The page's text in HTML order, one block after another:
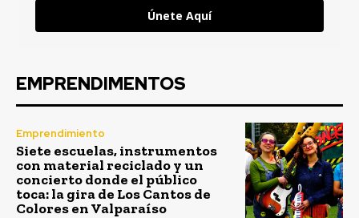
Únete Aquí
EMPRENDIMENTOS
Emprendimiento
Siete escuelas, instrumentos
con material reciclado y un
concierto donde el público
toca: la gira de Los Cantos de
Colores en Valparaíso